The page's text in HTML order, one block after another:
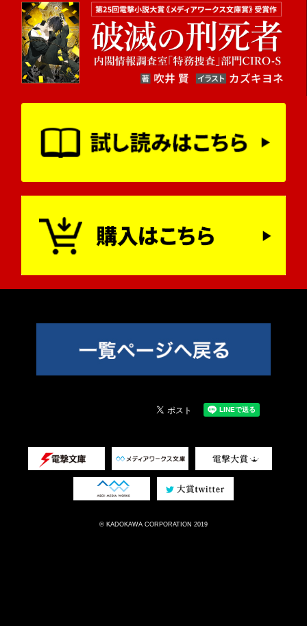
© KADOKAWA CORPORATION 2019